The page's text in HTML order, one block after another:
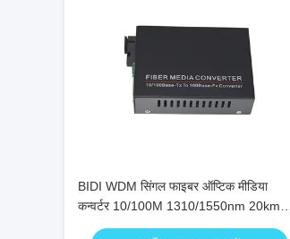
BIDI WDM सिंगल फाइबर ऑप्टिक मीडिया
कन्वर्टर 10/100M 1310/1550nm 20km
SFP ऑप्टिकल उपकरण